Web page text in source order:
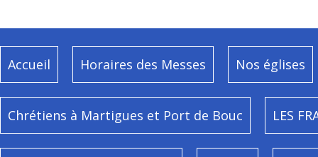
Accueil Horaires des Messes Nos églises
Chrétiens à Martigues et Port de Bouc LES